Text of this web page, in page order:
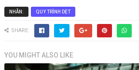
NHÃN: QUY TRÌNH DỆT
SHARE:
YOU MIGHT ALSO LIKE